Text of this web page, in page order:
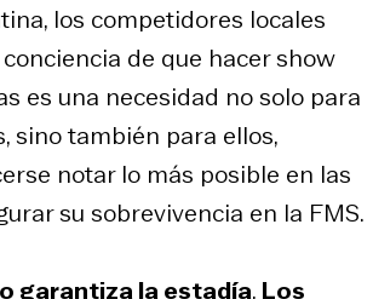
los competidores locales
de que hacer show
es una necesidad no solo para
sino también para ellos,
notar lo más posible en las
su sobrevivencia en la FMS.
garantiza la estadía. Los